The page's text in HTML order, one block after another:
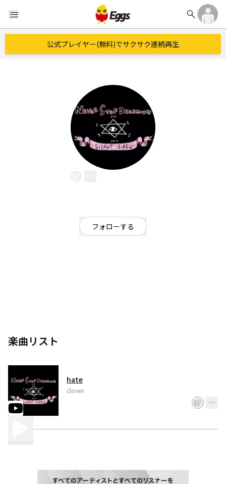
menu search
公式プレイヤー(無料)でサクサク連続再生
フォローする
楽曲リスト
hate
clover